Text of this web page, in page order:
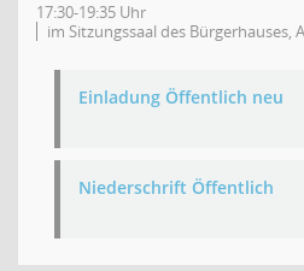
17:30-19:35 Uhr
im Sitzungssaal des Bürgerhauses,
Einladung Öffentlich neu
Niederschrift Öffentlich